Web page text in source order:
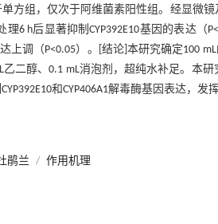
单方组，仅次于阿维菌素阳性组。经显微
理6 h后显著抑制CYP392E10基因的表达
达上调（P<0.05）。[结论]本研究确定100
乙二醇、0.1 mL消泡剂，超纯水补足。
和CYP406A1解毒酶基因表达，发
鹃兰 / 作用机理